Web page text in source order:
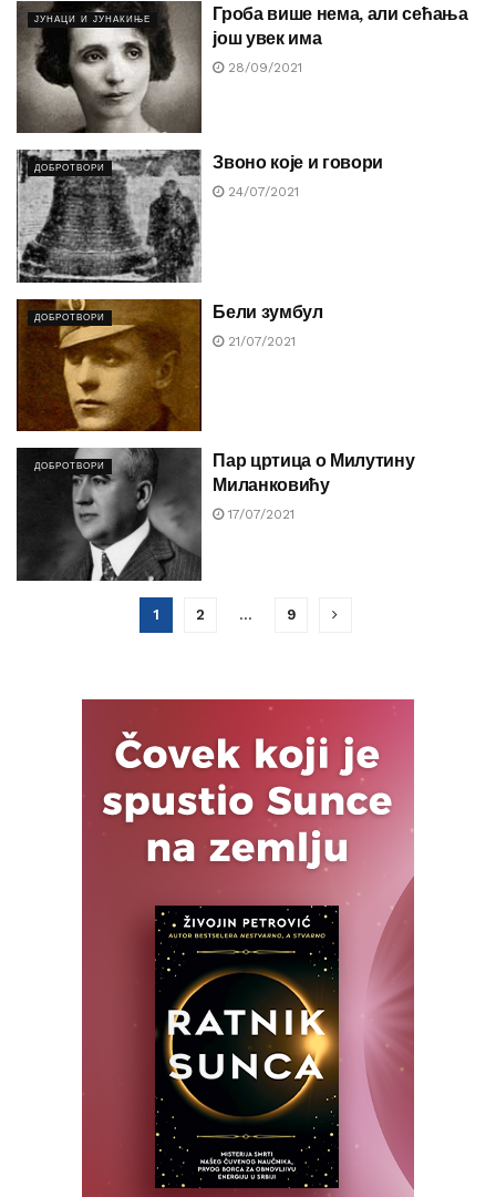
ЈУНАЦИ И ЈУНАКИЊЕ
Гроба више нема, али сећања
још увек има
28/09/2021
ДОБРОТВОРИ Звоно које и говори
24/07/2021
ДОБРОТВОРИ Бели зумбул
21/07/2021
ДОБРОТВОРИ
Пар цртица о Милутину
Миланковићу
17/07/2021
1 2 … 9